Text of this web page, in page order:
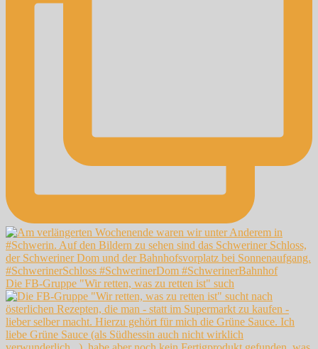
Die FB-Gruppe "Wir retten, was zu retten ist" such